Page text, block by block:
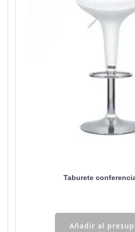
Taburete
Añadir al